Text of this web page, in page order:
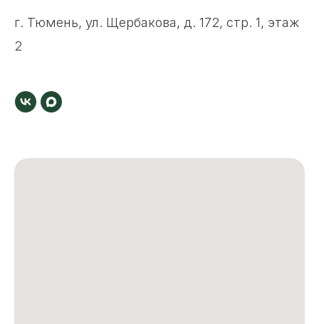
г. Тюмень, ул. Щербакова, д. 172, стр. 1, этаж
2